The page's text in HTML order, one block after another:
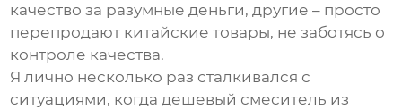
качество за разумные деньги, другие – просто
перепродают китайские товары, не заботясь о
контроле качества.
Я лично несколько раз сталкивался с
ситуациями, когда дешевый смеситель из